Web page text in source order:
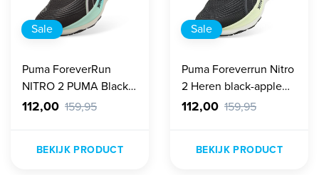
Sale
Puma ForeverRun
NITRO 2 PUMA Black-
Speed Blue Heren
112,00 159,95
BEKIJK PRODUCT
Sale
Puma Foreverrun Nitro
2 Heren black-apple
sprtiz
112,00 159,95
BEKIJK PRODUCT